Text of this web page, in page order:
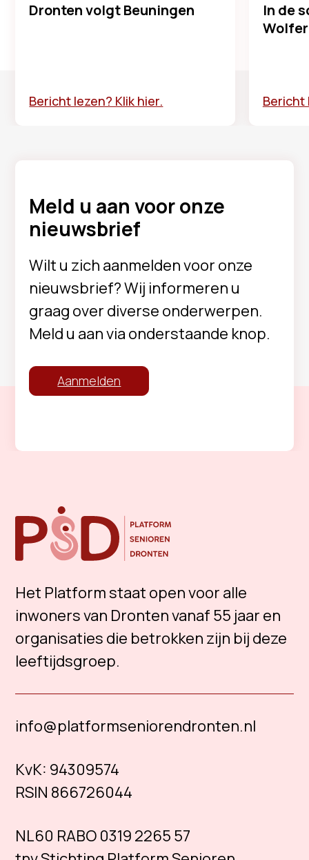
Dronten volgt Beuningen
Bericht lezen? Klik hier.
In de
Bericht
Meld u aan voor onze
nieuwsbrief
Wilt u zich aanmelden voor onze
nieuwsbrief? Wij informeren u
graag over diverse onderwerpen.
Meld u aan via onderstaande knop.
Aanmelden
Het Platform staat open voor alle
inwoners van Dronten vanaf 55 jaar en
organisaties die betrokken zijn bij deze
leeftijdsgroep.
info@platformseniorendronten.nl
KvK: 94309574
RSIN 866726044
NL60 RABO 0319 2265 57